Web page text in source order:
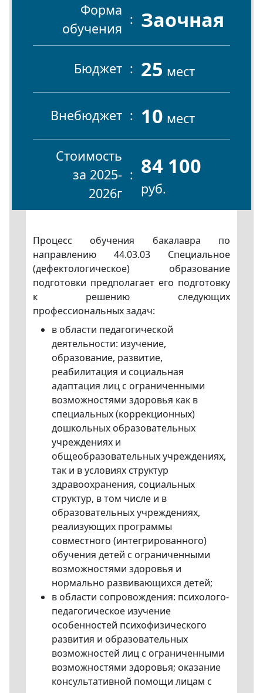
Форма
обучения
Заочная
Бюджет 25 мест
Внебюджет 10 мест
Стоимость
за 2025-
2026г
84 100
руб.
Процесс обучения бакалавра по
направлению 44.03.03 Специальное
(дефектологическое) образование
подготовки предполагает его подготовку
к решению следующих
профессиональных задач:
в области педагогической
деятельности: изучение,
образование, развитие,
реабилитация и социальная
адаптация лиц с ограниченными
возможностями здоровья как в
специальных (коррекционных)
дошкольных образовательных
учреждениях и
общеобразовательных учреждениях,
так и в условиях структур
здравоохранения, социальных
структур, в том числе и в
образовательных учреждениях,
реализующих программы
совместного (интегрированного)
обучения детей с ограниченными
возможностями здоровья и
нормально развивающихся детей;
в области сопровождения: психолого-
педагогическое изучение
особенностей психофизического
развития и образовательных
возможностей лиц с ограниченными
возможностями здоровья; оказание
консультативной помощи лицам с